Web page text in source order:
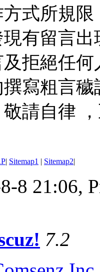
式所規
有留言
拒絕任
寫粗言
請自律
| Sitemap1 | Sitemap2|
8 21:06,
7.2